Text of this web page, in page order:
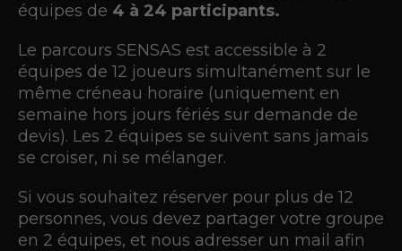
équipes de 4 à 24 participants.
Le parcours SENSAS est accessible à 2
équipes de 12 joueurs simultanément sur le
même créneau horaire (uniquement en
semaine hors jours fériés sur demande de
devis). Les 2 équipes se suivent sans jamais
se croiser, ni se mélanger.
Si vous souhaitez réserver pour plus de 12
personnes, vous devez partager votre groupe
en 2 équipes, et nous adresser un mail afin